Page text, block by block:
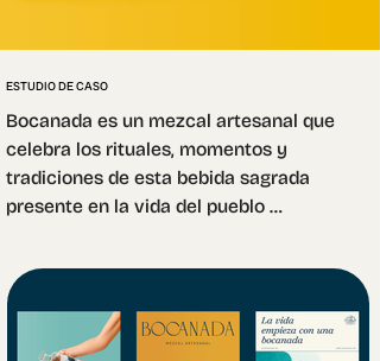
ESTUDIO DE CASO
Bocanada es un mezcal artesanal que
celebra los rituales, momentos y
tradiciones de esta bebida sagrada
presente en la vida del pueblo
comienza con un suspiro”, resume el
respeto y el simbolismo que rodean
cada sorbo. A través de la identidad
visual, enfatizamos su proceso